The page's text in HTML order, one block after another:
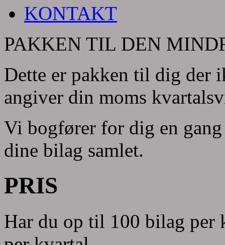
KONTAKT
PAKKEN TIL DEN
Dette er pakken til dig der
angiver din moms
Vi bogfører for dig en
dine bilag samlet.
PRIS
Har du op til 100 bilag per